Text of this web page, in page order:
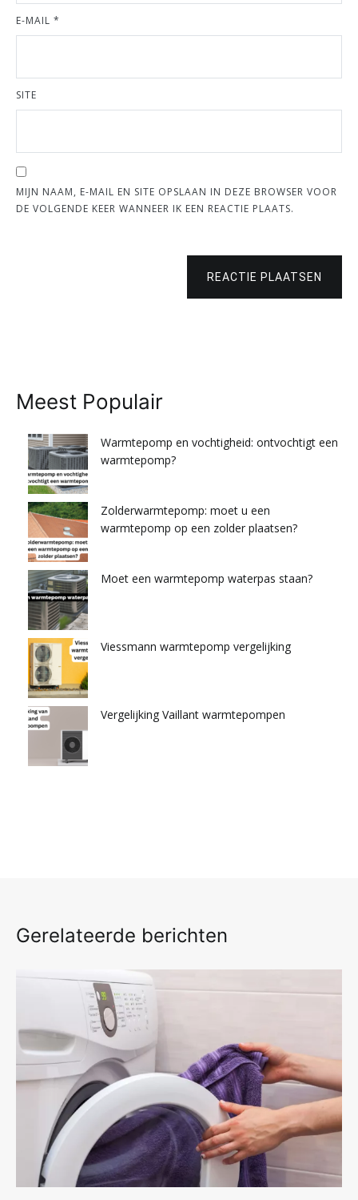
E-MAIL *
SITE
MIJN NAAM, E-MAIL EN SITE OPSLAAN IN DEZE BROWSER VOOR
DE VOLGENDE KEER WANNEER IK EEN REACTIE PLAATS.
REACTIE PLAATSEN
Meest Populair
Warmtepomp en vochtigheid: ontvochtigt een
warmtepomp?
Zolderwarmtepomp: moet u een
warmtepomp op een zolder plaatsen?
Moet een warmtepomp waterpas staan?
Viessmann warmtepomp vergelijking
Vergelijking Vaillant warmtepompen
Gerelateerde berichten